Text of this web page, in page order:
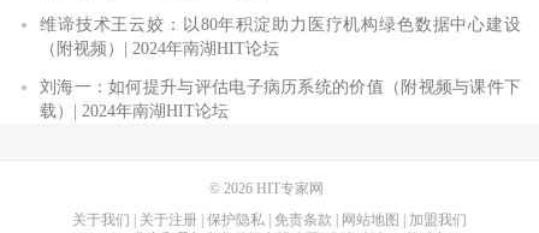
维谛技术王云姣：以80年积淀助力医疗机构绿色数据中心建设
（附视频）| 2024年南湖HIT论坛
刘海一：如何提升与评估电子病历系统的价值（附视频与课件下
载）| 2024年南湖HIT论坛
© 2026 HIT专家网
关于我们
关于注册 保护隐私 免责条款 网站地图
加盟我们